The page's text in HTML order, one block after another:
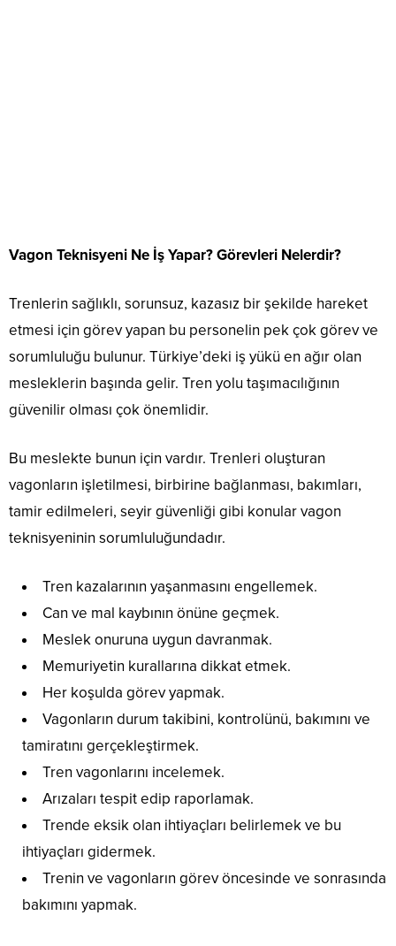
Vagon Teknisyeni Ne İş Yapar? Görevleri Nelerdir?
Trenlerin sağlıklı, sorunsuz, kazasız bir şekilde hareket
etmesi için görev yapan bu personelin pek çok görev ve
sorumluluğu bulunur. Türkiye’deki iş yükü en ağır olan
mesleklerin başında gelir. Tren yolu taşımacılığının
güvenilir olması çok önemlidir.
Bu meslekte bunun için vardır. Trenleri oluşturan
vagonların işletilmesi, birbirine bağlanması, bakımları,
tamir edilmeleri, seyir güvenliği gibi konular vagon
teknisyeninin sorumluluğundadır.
Tren kazalarının yaşanmasını engellemek.
Can ve mal kaybının önüne geçmek.
Meslek onuruna uygun davranmak.
Memuriyetin kurallarına dikkat etmek.
Her koşulda görev yapmak.
Vagonların durum takibini, kontrolünü, bakımını ve
tamiratını gerçekleştirmek.
Tren vagonlarını incelemek.
Arızaları tespit edip raporlamak.
Trende eksik olan ihtiyaçları belirlemek ve bu
ihtiyaçları gidermek.
Trenin ve vagonların görev öncesinde ve sonrasında
bakımını yapmak.